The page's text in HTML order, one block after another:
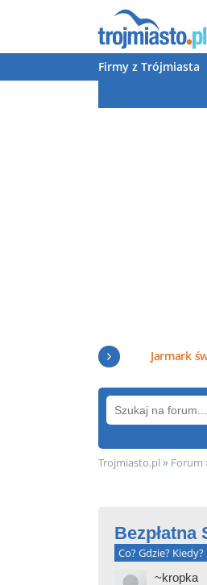
Firmy z Trójmiasta
Jarmark
Trojmiasto.pl » Forum
Bezpłatna
Co? Gdzie? Kiedy?
~kropka